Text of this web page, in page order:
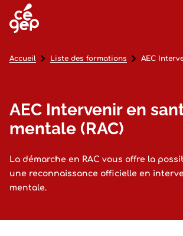
AEC Intervenir en
mentale (RAC)
La démarche en RAC vous offre la
une reconnaissance officielle en
mentale.
Accueil Liste des formations